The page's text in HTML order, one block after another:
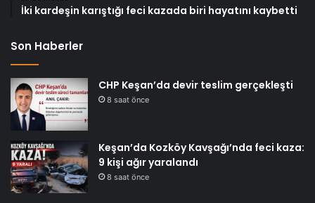
İki kardeşin karıştığı feci kazada biri hayatını kaybetti
Son Haberler
CHP Keşan’da devir teslim gerçekleşti
8 saat önce
Keşan’da Kozköy Kavşağı’nda feci kaza:
9 kişi ağır yaralandı
8 saat önce